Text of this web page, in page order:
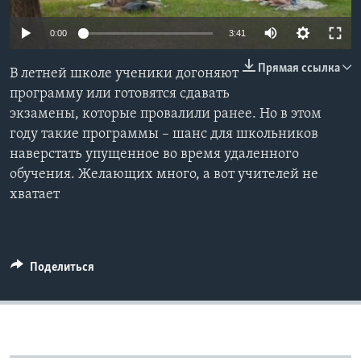
Learning English
СОЦИАЛЬНЫЕ СЕТИ
Языки
0:00 3:41
Прямая ссылка
В летней школе ученики догоняют
программу или готовятся сдавать
экзамены, которые провалили ранее. Но в этом
году такие программы – шанс для школьников
наверстать упущенное во время удаленного
обучения. Желающих много, а вот учителей не
хватает
Поделиться